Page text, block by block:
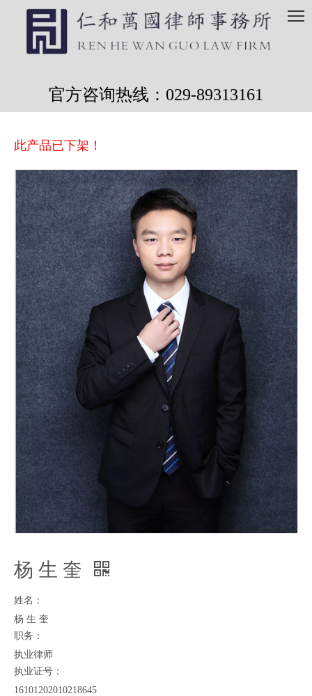
官方咨询热线：029-89313161
此产品已下架！
杨 生 奎
姓名：
杨 生 奎
职务：
执业律师
执业证号：
16101202010218645